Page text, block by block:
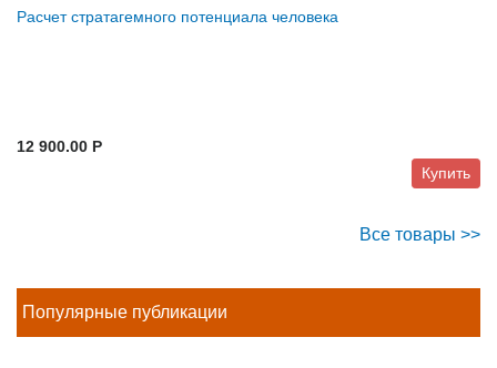
Расчет стратагемного потенциала человека
12 900.00 P
Купить
Все товары >>
Популярные публикации